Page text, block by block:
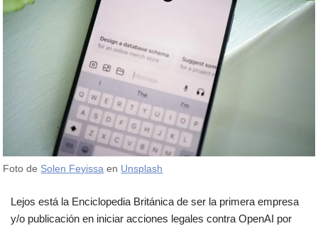
Foto de Solen Feyissa en Unsplash
Lejos está la Enciclopedia Británica de ser la primera empresa
y/o publicación en iniciar acciones legales contra OpenAI por